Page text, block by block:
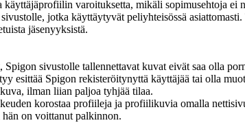
käyttäjäprofiilin varoituksetta, mikäli sopimusehtoja ei
jotka käyttäytyvät peliyhteisössä
jäsenyyksistä.
sivustolle tallennettavat kuvat eivät saa olla
esittää Spigon rekisteröitynyttä käyttäjää tai olla
ilman liian paljoa tyhjää tilaa.
korostaa profiileja ja profiilikuvia omalla
on voittanut palkinnon.